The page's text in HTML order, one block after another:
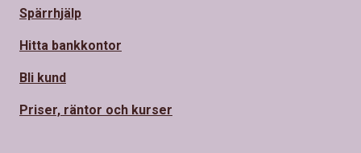
Spärrhjälp
Hitta bankkontor
Bli kund
Priser, räntor och kurser